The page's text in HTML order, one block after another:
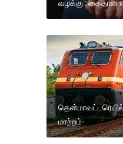
வழக்கு : கைதான
மாற்றம்-